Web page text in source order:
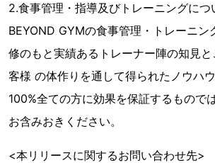
2.食事管理・指導及びトレーニングにつ
BEYOND GYMの食事管理・トレーニン
修のもと実績あるトレーナー陣の知見
客様 の体作りを通して得られたノウハウ
100%全ての方に効果を保証するもので
お含みおきください。
<本リリースに関するお問い合わせ先>